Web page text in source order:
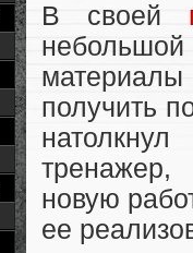
В своей
небольшой
получить
новую
ее